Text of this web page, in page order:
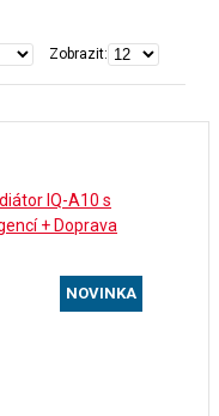
Zobrazit:
NOVINKA